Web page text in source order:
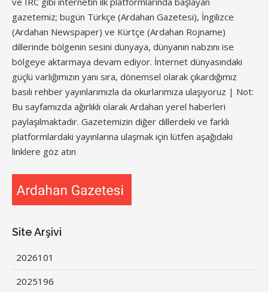
gazetemiz; bugün Türkçe (Ardahan Gazetesi), İngilizce
(Ardahan Newspaper) ve Kürtçe (Ardahan Rojname)
dillerinde bölgenin sesini dünyaya, dünyanın nabzını ise
bölgeye aktarmaya devam ediyor. İnternet dünyasındaki
güçlü varlığımızın yanı sıra, dönemsel olarak çıkardığımız
basılı rehber yayınlarımızla da okurlarımıza ulaşıyoruz | Not:
Bu sayfamızda ağırlıklı olarak Ardahan yerel haberleri
paylaşılmaktadır. Gazetemizin diğer dillerdeki ve farklı
platformlardaki yayınlarına ulaşmak için lütfen aşağıdaki
linklere göz atın
Site Arşivi
2026101
2025196